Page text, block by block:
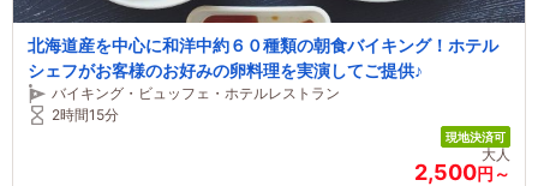
北海道産を中心に和洋中約６０種類の朝食バイキング！ホテル
シェフがお客様のお好みの卵料理を実演してご提供♪
バイキング・ビュッフェ・ホテルレストラン
2時間15分
現地決済可
大人
2,500円～